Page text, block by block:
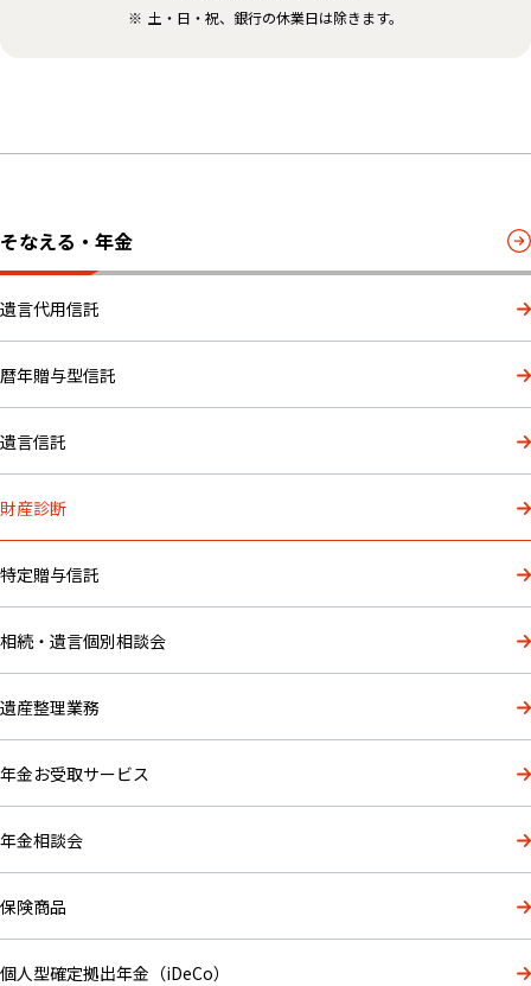
土・日・祝、銀行の休業日は除きます。
そなえる・年金
遺言代用信託
暦年贈与型信託
遺言信託
財産診断
特定贈与信託
相続・遺言個別相談会
遺産整理業務
年金お受取サービス
年金相談会
保険商品
個人型確定拠出年金（iDeCo）